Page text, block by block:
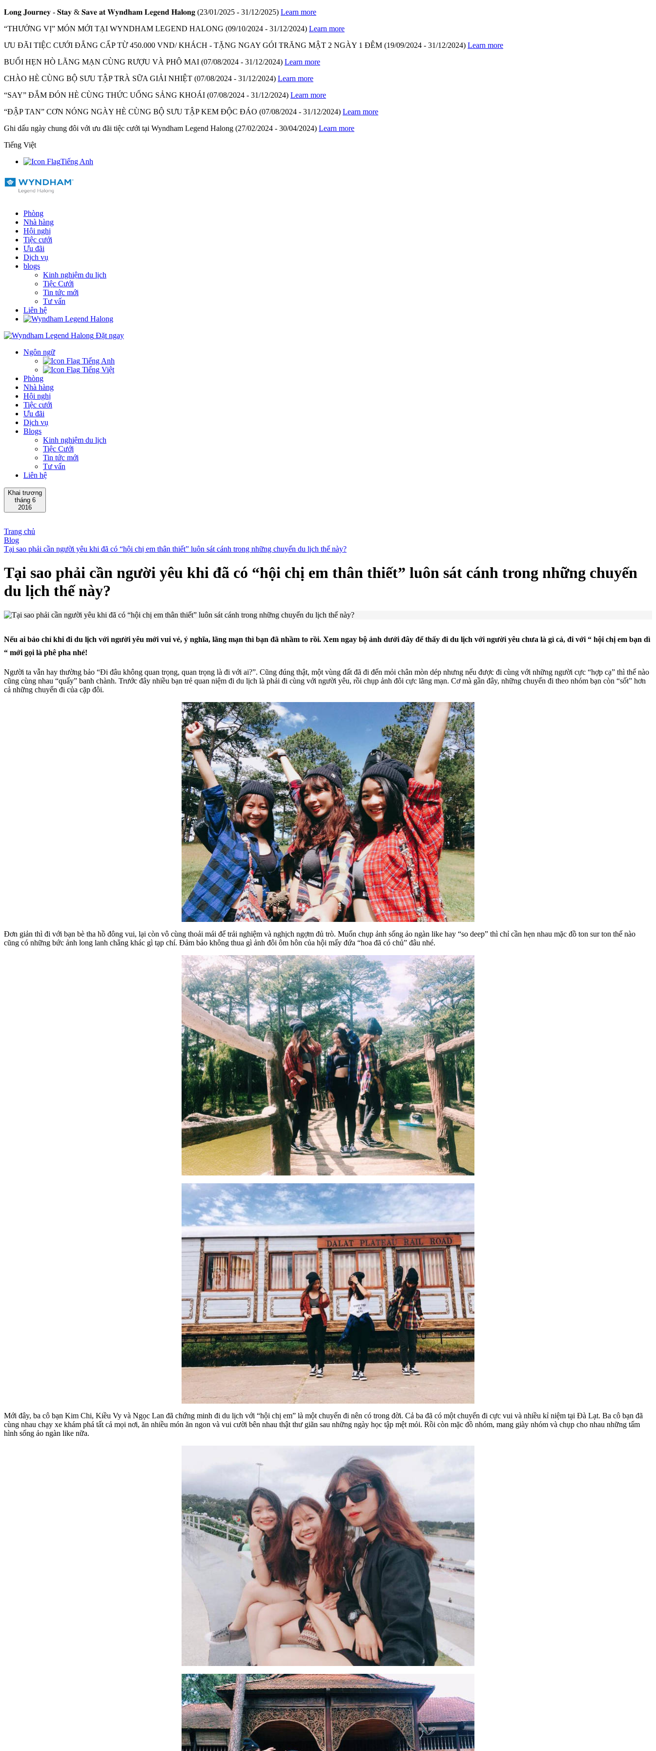
𝐋𝐨𝐧𝐠 𝐉𝐨𝐮𝐫𝐧𝐞𝐲 - 𝐒𝐭𝐚𝐲 & 𝐒𝐚𝐯𝐞 𝐚𝐭 𝐖𝐲𝐧𝐝𝐡𝐚𝐦 𝐋𝐞𝐠𝐞𝐧𝐝 𝐇𝐚𝐥𝐨𝐧𝐠 (23/01/2025 - 31/12/2025) Learn more
“THƯỞNG VỊ” MÓN MỚI TẠI WYNDHAM LEGEND HALONG (09/10/2024 - 31/12/2024) Learn more
ƯU ĐÃI TIỆC CƯỚI ĐẲNG CẤP TỪ 450.000 VND/ KHÁCH - TẶNG NGAY GÓI TRĂNG MẬT 2 NGÀY 1 ĐÊM (19/09/2024 - 31/12/2024) Learn more
BUỔI HẸN HÒ LÃNG MẠN CÙNG RƯỢU VÀ PHÔ MAI (07/08/2024 - 31/12/2024) Learn more
CHÀO HÈ CÙNG BỘ SƯU TẬP TRÀ SỮA GIẢI NHIỆT (07/08/2024 - 31/12/2024) Learn more
“SAY” ĐẮM ĐÓN HÈ CÙNG THỨC UỐNG SẢNG KHOÁI (07/08/2024 - 31/12/2024) Learn more
“ĐẬP TAN” CƠN NÓNG NGÀY HÈ CÙNG BỘ SƯU TẬP KEM ĐỘC ĐÁO (07/08/2024 - 31/12/2024) Learn more
Ghi dấu ngày chung đôi với ưu đãi tiệc cưới tại Wyndham Legend Halong (27/02/2024 - 30/04/2024) Learn more
Tiếng Việt
Tiếng Anh
Phòng
Nhà hàng
Hội nghị
Tiệc cưới
Ưu đãi
Dịch vụ
blogs
Kinh nghiệm du lịch
Tiệc Cưới
Tin tức mới
Tư vấn
Liên hệ
Đặt ngay
Ngôn ngữ
Tiếng Anh
Tiếng Việt
Phòng
Nhà hàng
Hội nghị
Tiệc cưới
Ưu đãi
Dịch vụ
Blogs
Kinh nghiệm du lịch
Tiệc Cưới
Tin tức mới
Tư vấn
Liên hệ
Khai trương
tháng 6
2016
Trang chủ
Blog
Tại sao phải cần người yêu khi đã có “hội chị em thân thiết” luôn sát cánh trong những chuyến du lịch thế này?
Tại sao phải cần người yêu khi đã có “hội chị em thân thiết” luôn sát cánh trong những chuyến
du lịch thế này?
Nếu ai bảo chỉ khi đi du lịch với người yêu mới vui vẻ, ý nghĩa, lãng mạn thì bạn đã nhầm to rồi. Xem ngay bộ ảnh dưới đây để thấy đi du lịch với người yêu chưa là gì cả, đi với “ hội chị em bạn dì
“ mới gọi là phê pha nhé!
Người ta vẫn hay thường bảo “Đi đâu không quan trọng, quan trọng là đi với ai?”. Cũng đúng thật, một vùng đất đã đi đến mỏi chân mòn dép nhưng nếu được đi cùng với những người cực “hợp cạ” thì thế nào
cũng cùng nhau “quẩy” banh chành. Trước đây nhiều bạn trẻ quan niệm đi du lịch là phải đi cùng với người yêu, rồi chụp ảnh đôi cực lãng mạn. Cơ mà gần đây, những chuyến đi theo nhóm bạn còn “sốt” hơn
cả những chuyến đi của cặp đôi.
Đơn giản thì đi với bạn bè tha hồ đông vui, lại còn vô cùng thoải mái để trải nghiệm và nghịch ngợm đủ trò. Muốn chụp ảnh sống ảo ngàn like hay “so deep” thì chỉ cần hẹn nhau mặc đồ ton sur ton thế nào
cũng có những bức ảnh long lanh chẳng khác gì tạp chí. Đảm bảo không thua gì ảnh đôi ôm hôn của hội mấy đứa “hoa đã có chủ” đâu nhé.
Mới đây, ba cô bạn Kim Chi, Kiều Vy và Ngọc Lan đã chứng minh đi du lịch với “hội chị em” là một chuyến đi nên có trong đời. Cả ba đã có một chuyến đi cực vui và nhiều kỉ niệm tại Đà Lạt. Ba cô bạn đã
cùng nhau chạy xe khám phá tất cả mọi nơi, ăn nhiều món ăn ngon và vui cười bên nhau thật thư giãn sau những ngày học tập mệt mỏi. Rồi còn mặc đồ nhóm, mang giày nhóm và chụp cho nhau những tấm
hình sống ảo ngàn like nữa.